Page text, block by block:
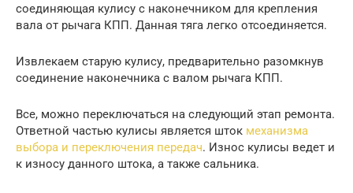
соединяющая кулису с наконечником для крепления
вала от рычага КПП. Данная тяга легко отсоединяется.
Извлекаем старую кулису, предварительно разомкнув
соединение наконечника с валом рычага КПП.
Все, можно переключаться на следующий этап ремонта.
Ответной частью кулисы является шток механизма
выбора и переключения передач. Износ кулисы ведет и
к износу данного штока, а также сальника.